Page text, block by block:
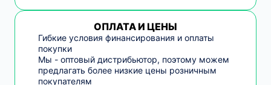
ОПЛАТА И ЦЕНЫ
Гибкие условия финансирования и оплаты
покупки
Мы - оптовый дистрибьютор, поэтому можем
предлагать более низкие цены розничным
покупателям